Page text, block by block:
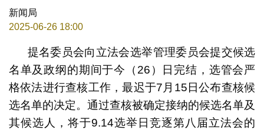
新闻局
2025-06-26 18:00
提名委员会向立法会选举管理委员会提交候选
名单及政纲的期间于今（26）日完结，选管会严
格依法进行查核工作，最迟于7月15日公布查核候
选名单的决定。通过查核被确定接纳的候选名单及
其候选人，将于9.14选举日竞逐第八届立法会的